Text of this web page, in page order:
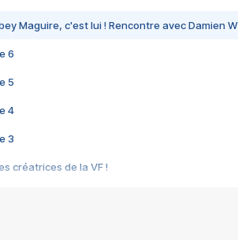
Maguire, c'est lui ! Rencontre avec Damien
6
5
4
3
créatrices de la VF !